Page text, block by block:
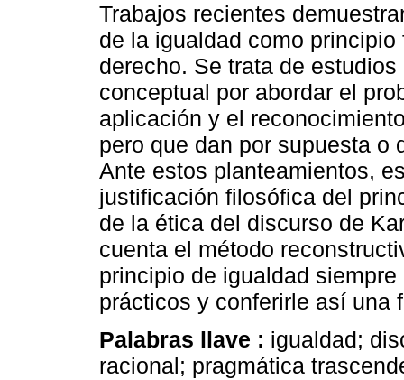
Trabajos recientes
de la igualdad como
derecho. Se trata de
conceptual por abordar el
aplicación y el
pero que dan por supuesta o
Ante estos planteamientos,
justificación filosófica del
de la ética del discurso de
cuenta el método
principio de igualdad
prácticos y conferirle así una
Palabras llave : igualdad;
racional; pragmática